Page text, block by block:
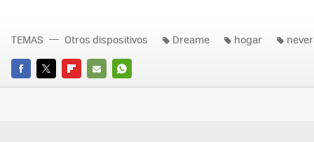
FACEBOOK
TWITTERFLIPBOARD
E-
WHATSAPP
TEMAS Otros dispositivos Dreame hogar